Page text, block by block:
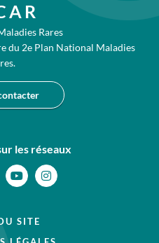
Rares
du 2e Plan National Maladies
les réseaux
SITE